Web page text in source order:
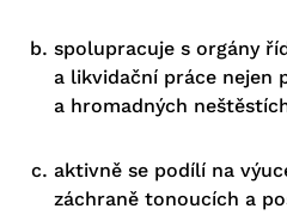
spolupracuje s orgány
a likvidační práce nejen
a hromadných
aktivně se podílí na
záchraně tonoucích a